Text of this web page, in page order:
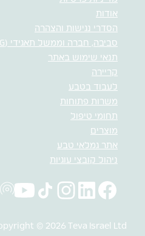
אודות
הסדרי נגישות והצהרה
סביבה, חברה וממשל תאגידי (ESG)
תנאי שימוש באתר
קריירה
לעבוד בטבע
משרות פתוחות
תחומי טיפול
מוצרים
אתר גמלאי טבע
ניהול קובצי עוגיות
© 2026 Teva Israel Ltd